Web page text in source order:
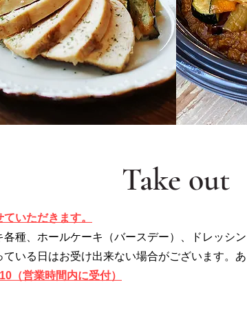
Take out
いただきます。
種、ホールケーキ（バースデー）、ドレッシ
いる日はお受け出来ない場合がございます。あ
（営業時間内に受付）